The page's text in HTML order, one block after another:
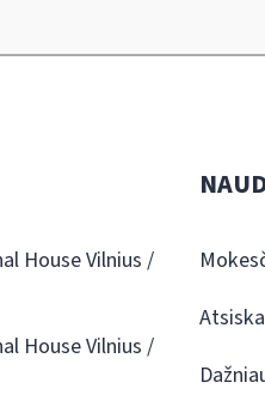
House Vilnius /
House Vilnius /